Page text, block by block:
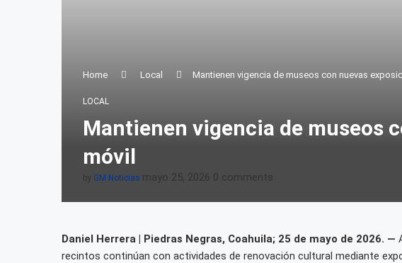
Home Local Mantienen vigencia de museos con nuevas
LOCAL
Mantienen vigencia de museos
móvil
by GM Noticias mayo 25, 2026 0 comments
Daniel Herrera | Piedras Negras, Coahuila; 25 de mayo de 2026. —
recintos continúan con actividades de renovación cultural mediante